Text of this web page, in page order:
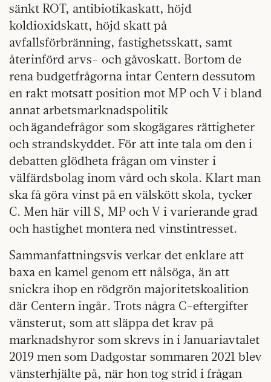
sänkt ROT, antibiotikaskatt, höjd
koldioxidskatt, höjd skatt på
avfallsförbränning, fastighetsskatt, samt
återinförd arvs- och gåvoskatt. Bortom de
rena budgetfrågorna intar Centern dessutom
en rakt motsatt position mot MP och V i bland
annat arbetsmarknadspolitik
och ägandefrågor som skogägares rättigheter
och strandskyddet. För att inte tala om den i
debatten glödheta frågan om vinster i
välfärdsbolag inom vård och skola. Klart man
ska få göra vinst på en välskött skola, tycker
C. Men här vill S, MP och V i varierande grad
och hastighet montera ned vinstintresset.
Sammanfattningsvis verkar det enklare att
baxa en kamel genom ett nålsöga, än att
snickra ihop en rödgrön majoritetskoalition
där Centern ingår. Trots några C-eftergifter
vänsterut, som att släppa det krav på
marknadshyror som skrevs in i Januariavtalet
2019 men som Dadgostar sommaren 2021 blev
vänsterhjälte på, när hon tog strid i frågan